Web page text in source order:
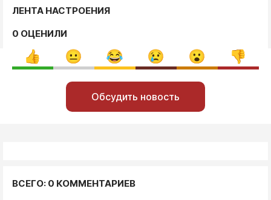
ЛЕНТА НАСТРОЕНИЯ
0 ОЦЕНИЛИ
Обсудить новость
ВСЕГО: 0 КОММЕНТАРИЕВ